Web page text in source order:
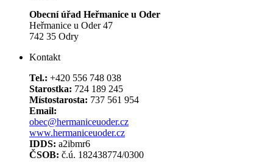
Obecní úřad Heřmanice u Oder
Heřmanice u Oder 47
742 35 Odry
Kontakt
Tel.: +420 556 748 038
Starostka: 724 189 245
Místostarosta: 737 561 954
Email:
obec@hermaniceuoder.cz
www.hermaniceuoder.cz
IDDS: a2ibmr6
ČSOB: č.ú. 182438774/0300